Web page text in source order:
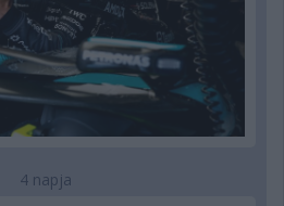
4 napja